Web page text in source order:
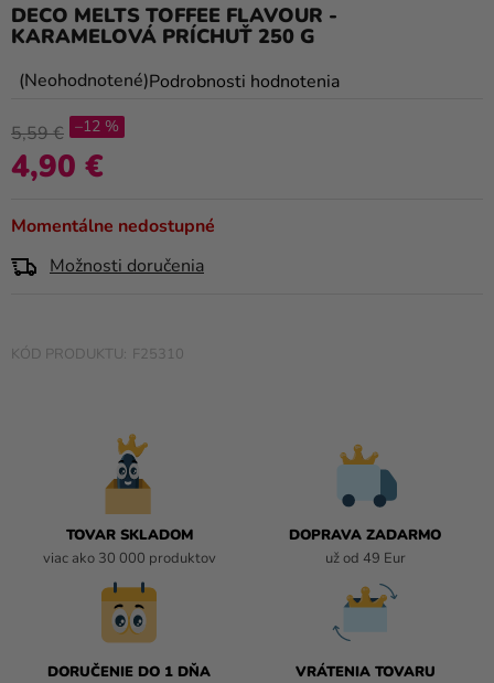
Pečenie
a merch
Sviatky
Kreatívne
Témy
Blog
Kontakt
DECO MELTS TOFFEE FLAVOUR -
KARAMELOVÁ PRÍCHUŤ 250 G
Priemerné
produktu
je
0,0
5
hviezdičiek.
NeohodnotenéPodrobnosti hodnotenia
Momentálne nedostupné
Možnosti doručenia
5,59 € –12 %
4,90 €
F25310
TOVAR SKLADOM
viac ako 30 000 produktov
DOPRAVA ZADARMO
už od 49 Eur
DORUČENIE DO 1 DŇA
VRÁTENIA TOVARU